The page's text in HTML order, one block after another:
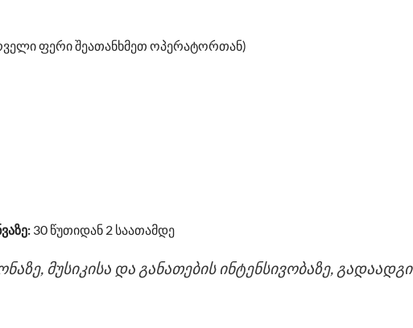
ფერი შეათანხმეთ ოპერატორთან)
30 წუთიდან 2 საათამდე
მუსიკისა და განათების ინტენსივობაზე,